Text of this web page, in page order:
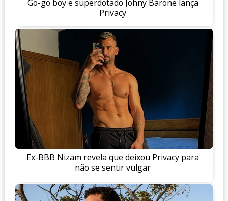
Go-go boy e superdotado Johny Barone lança
Privacy
Ex-BBB Nizam revela que deixou Privacy para
não se sentir vulgar